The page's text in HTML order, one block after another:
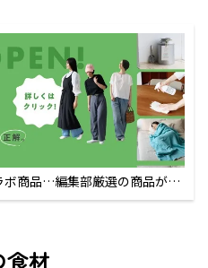
ボ商品…編集部厳選の商品が買
食材